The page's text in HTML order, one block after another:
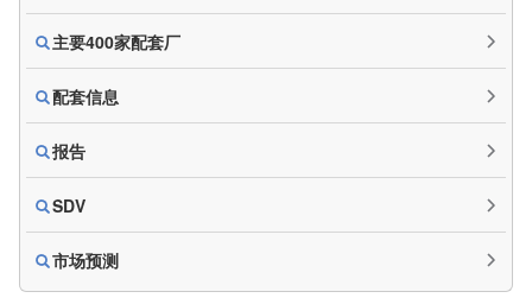
主要400家配套厂
配套信息
报告
SDV
市场预测